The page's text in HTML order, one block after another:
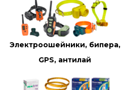
Электроошейники, бипера,
GPS, антилай